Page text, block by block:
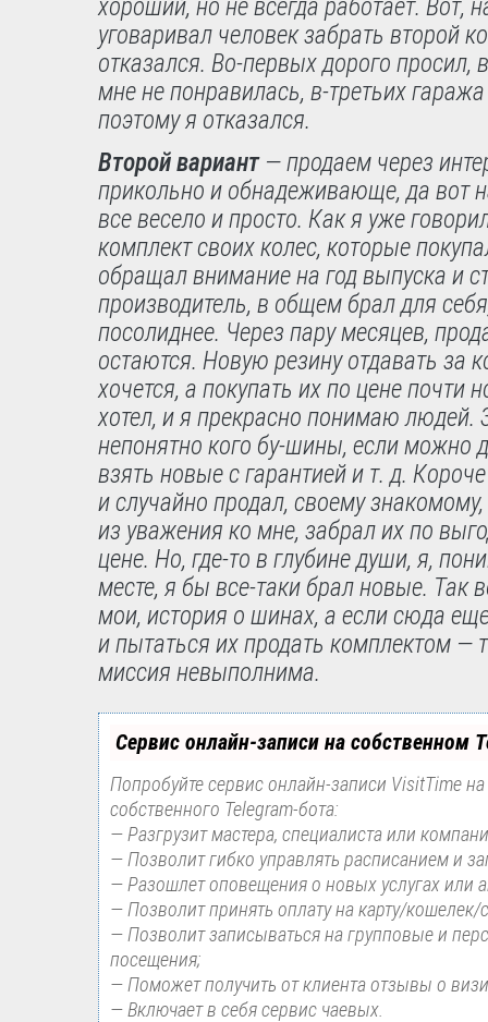
хороший, но не всегда работает. Вот,
уговаривал человек забрать второй
отказался. Во-первых дорого просил,
мне не понравилась, в-третьих
поэтому я отказался.
Второй вариант — продаем через
прикольно и обнадеживающе, да вот
все весело и просто. Как я уже
комплект своих колес, которые
обращал внимание на год выпуска и
производитель, в общем брал для
посолиднее. Через пару месяцев,
остаются. Новую резину отдавать за
хочется, а покупать их по цене почти
хотел, и я прекрасно понимаю людей.
непонятно кого бу-шины, если можно
взять новые с гарантией и т. д.
и случайно продал, своему
из уважения ко мне, забрал их по
цене. Но, где-то в глубине души, я,
месте, я бы все-таки брал новые. Так
мои, история о шинах, а если сюда
и пытаться их продать комплектом —
миссия невыполнима.
Сервис онлайн-записи на собственном
Попробуйте сервис онлайн-записи VisitTime
собственного Telegram-бота:
— Разгрузит мастера, специалиста или
— Позволит гибко управлять расписанием и
— Разошлет оповещения о новых услугах или
— Позволит принять оплату на карту/кошелек/
— Позволит записываться на групповые и
посещения;
— Поможет получить от клиента отзывы о
— Включает в себя сервис чаевых.